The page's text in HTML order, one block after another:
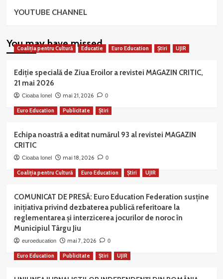
YOUTUBE CHANNEL
You may have missed
Coaliția pentru Cultură Educatie Euro Education Știri UJIR
Ediție specială de Ziua Eroilor a revistei MAGAZIN CRITIC,
21 mai 2026
Cioaba Ionel mai 21, 2026 0
Euro Education Publicitate Știri
Echipa noastră a editat numărul 93 al revistei MAGAZIN
CRITIC
Cioaba Ionel mai 18, 2026 0
Coaliția pentru Cultură Euro Education Știri UJIR
COMUNICAT DE PRESĂ: Euro Education Federation susține
inițiativa privind dezbaterea publică referitoare la
reglementarea și interzicerea jocurilor de noroc în
Municipiul Târgu Jiu
euroeducation mai 7, 2026 0
Euro Education Publicitate Știri UJIR